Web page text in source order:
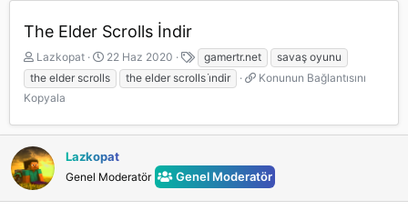
The Elder Scrolls İndir
K
o
n
b
y
u
b
a
ş
Lazkopat
B
a
ş
n
g
ı
t
22 Haz 2020
t
i
t
e
r
gamertr.net
savaş oyunu
the elder scrolls
the elder scrolls i̇ndir
K
u
n
B
Konunun Bağlantısını
Kopyala
Lazkopat
Genel Moderatör Genel Moderatör